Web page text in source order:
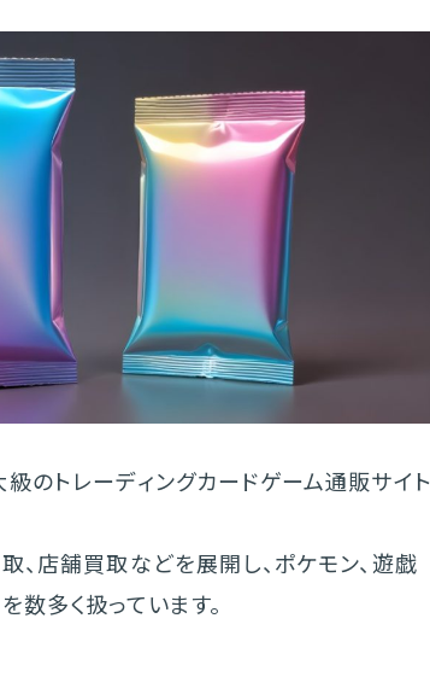
のトレーディングカードゲーム通販サイト
、店舗買取などを展開し、ポケモン、遊戯
数多く扱っています。